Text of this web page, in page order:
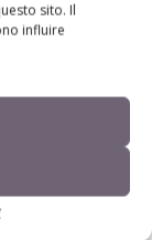
sito. Il
influireUsa,
che per
elaborazioni
2020 oltre 3,5
mesi del
su base